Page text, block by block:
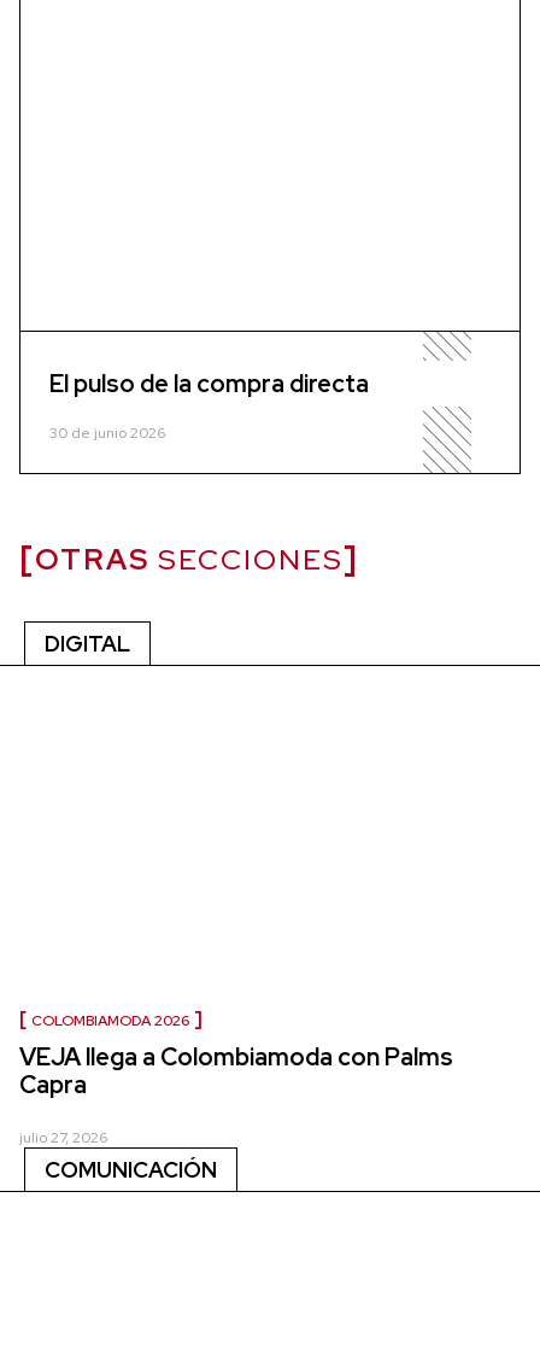
El pulso de la compra directa
30 de junio 2026
OTRAS SECCIONES
DIGITAL
COLOMBIAMODA 2026
VEJA llega a Colombiamoda con Palms
Capra
julio 27, 2026
COMUNICACIÓN